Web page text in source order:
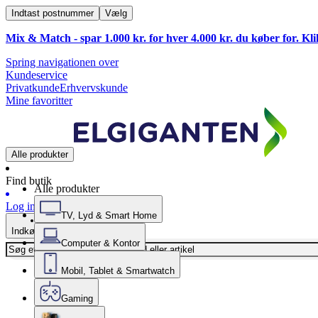
Indtast postnummer Vælg
Mix & Match - spar 1.000 kr. for hver 4.000 kr. du køber for.
Spring navigationen over
Kundeservice
PrivatkundeErhvervskunde
Mine favoritter
Alle produkter
Find butik
Log ind
Indkøbskurv
Alle produkter
TV, Lyd & Smart Home
Computer & Kontor
Mobil, Tablet & Smartwatch
Gaming